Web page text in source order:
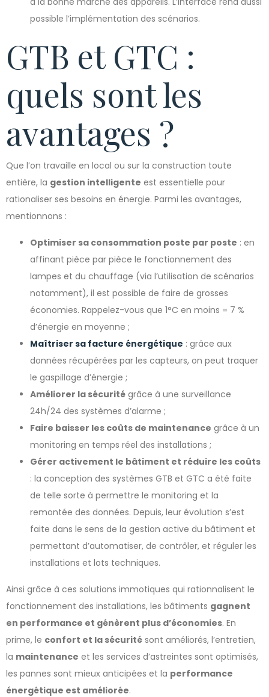
possible l’implémentation des scénarios.
GTB et GTC :
quels sont les
avantages ?
Que l’on travaille en local ou sur la construction toute
entière, la gestion intelligente est essentielle pour
rationaliser ses besoins en énergie. Parmi les avantages,
mentionnons :
Optimiser sa consommation poste par poste : en
affinant pièce par pièce le fonctionnement des
lampes et du chauffage (via l’utilisation de scénarios
notamment), il est possible de faire de grosses
économies. Rappelez-vous que 1°C en moins = 7 %
d’énergie en moyenne ;
Maîtriser sa facture énergétique : grâce aux
données récupérées par les capteurs, on peut traquer
le gaspillage d’énergie ;
Améliorer la sécurité grâce à une surveillance
24h/24 des systèmes d’alarme ;
Faire baisser les coûts de maintenance grâce à un
monitoring en temps réel des installations ;
Gérer activement le bâtiment et réduire les coûts
: la conception des systèmes GTB et GTC a été faite
de telle sorte à permettre le monitoring et la
remontée des données. Depuis, leur évolution s’est
faite dans le sens de la gestion active du bâtiment et
permettant d’automatiser, de contrôler, et réguler les
installations et lots techniques.
Ainsi grâce à ces solutions immotiques qui rationnalisent le
fonctionnement des installations, les bâtiments gagnent
en performance et génèrent plus d’économies. En
prime, le confort et la sécurité sont améliorés, l’entretien,
la maintenance et les services d’astreintes sont optimisés,
les pannes sont mieux anticipées et la performance
énergétique est améliorée.